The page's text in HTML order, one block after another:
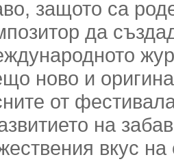
защото са
да
ново и
от
на
вкус